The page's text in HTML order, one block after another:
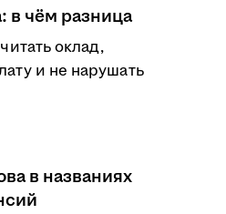
в чём разница
оклад,
и не нарушать
в названиях